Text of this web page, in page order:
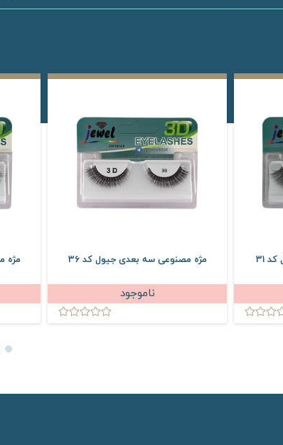
31 مژه مصنوعی سه بعدی جیول کد 36
ناموجود
مژه